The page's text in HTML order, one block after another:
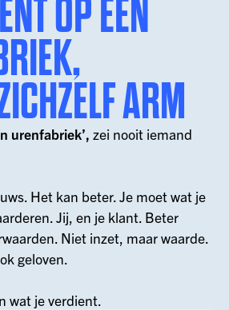
OP EEN
ARM
urenfabriek’, zei nooit iemand
Het kan beter. Je moet wat je
Jij, en je klant. Beter
Niet inzet, maar waarde.
geloven.
wat je verdient.